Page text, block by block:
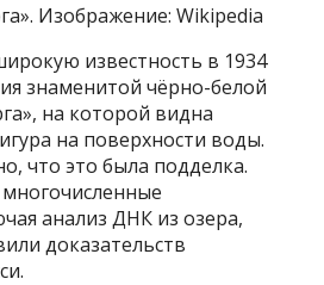
Изображение: Wikipedia
известность в 1934
знаменитой чёрно-белой
на которой видна
на поверхности воды.
что это была подделка.
анализ ДНК из озера,
доказательств